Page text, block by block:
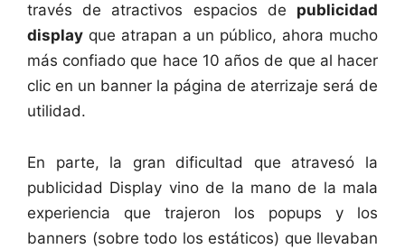
través de atractivos espacios de publicidad
display que atrapan a un público, ahora mucho
más confiado que hace 10 años de que al hacer
clic en un banner la página de aterrizaje será de
utilidad.
En parte, la gran dificultad que atravesó la
publicidad Display vino de la mano de la mala
experiencia que trajeron los popups y los
banners (sobre todo los estáticos) que llevaban